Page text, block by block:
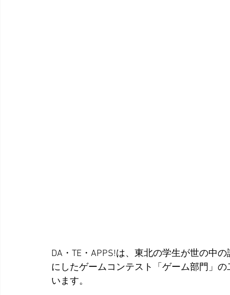
DA・TE・APPS!は、東北の学生が世の中
にしたゲームコンテスト「ゲーム部門」
います。